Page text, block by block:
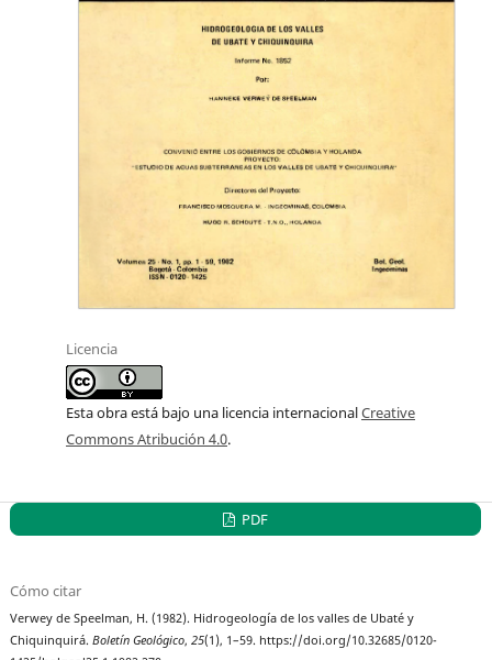
Licencia
Esta obra está bajo una licencia internacionalCreative
Commons Atribución 4.0.
PDF
Cómo citar
Verwey de Speelman, H. (1982). Hidrogeología de los valles de Ubaté y
Chiquinquirá.Boletín Geológico,25(1), 1–59. https://doi.org/10.32685/0120-